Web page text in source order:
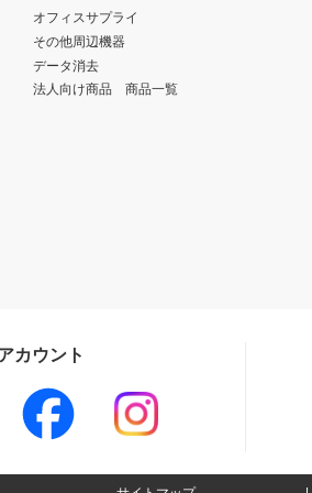
オフィスサプライ
その他周辺機器
データ消去
法人向け商品 商品一覧
カウント